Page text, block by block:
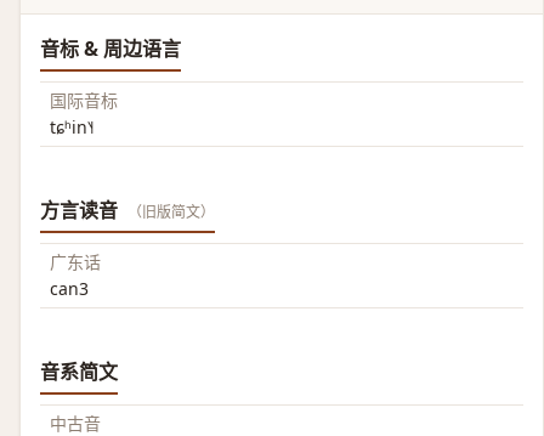
音标 & 周边语言
国际音标
tɕʰin˥˧
方言读音 （旧版简文）
广东话
can3
音系简文
中古音